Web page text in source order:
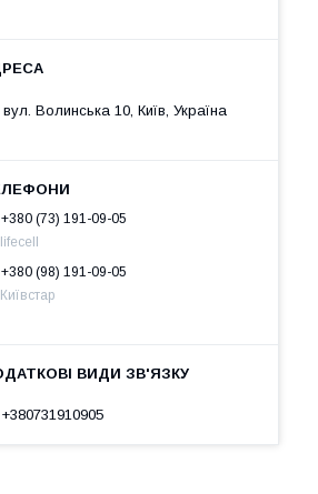
вул. Волинська 10, Київ, Україна
+380 (73) 191-09-05
lifecell
+380 (98) 191-09-05
Київстар
+380731910905